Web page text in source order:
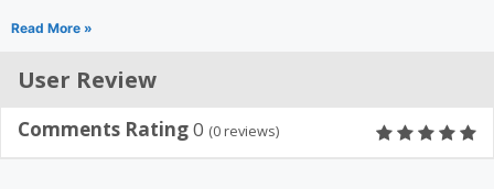
Read More »
User Review
Comments Rating0 (0 reviews)